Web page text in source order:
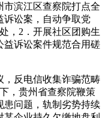
市滨江区查察院打点全
诉讼案，自动争取党
，2．开展社区团购生
益诉讼案件规范合用磋
反电信收集诈骗范畴
，贵州省查察院鞭策
患问题，轨制劣势持续